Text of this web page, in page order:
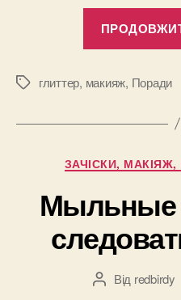
Позначки
глиттер, макияж, Поради
ЗАЧІСКИ,
Мыльные
Автор
Від redbirdy